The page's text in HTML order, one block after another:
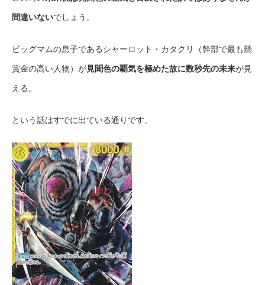
間違いないでしょう。
ビッグマムの息子であるシャーロット・カタクリ（幹部で最も懸
賞金の高い人物）が見聞色の覇気を極めた故に数秒先の未来が見
える。
という話はすでに出ている通りです。